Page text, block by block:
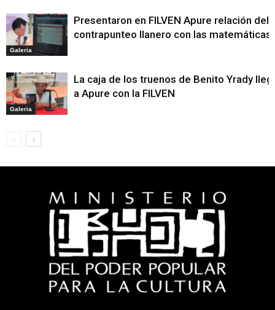
Galeria
Presentaron en FILVEN Apure relación del
contrapunteo llanero con las matemáticas
Galeria
La caja de los truenos de Benito Yrady
a Apure con la FILVEN